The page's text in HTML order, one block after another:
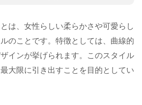
は、女性らしい柔らかさや可愛らし
のことです。特徴としては、曲線的
インが挙げられます。このスタイル
大限に引き出すことを目的としてい